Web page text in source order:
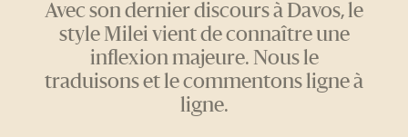
Avec son dernier discours à Davos, le
style Milei vient de connaître une
inflexion majeure. Nous le
traduisons et le commentons ligne à
ligne.